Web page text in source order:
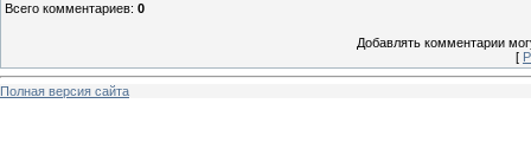
Всего комментариев: 0
Добавлять комментарии
[
Полная версия сайта